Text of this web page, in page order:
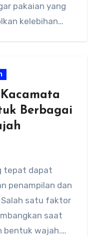
pakaian yang
kelebihan…
Berbagai
tepat dapat
penampilan dan
satu faktor
saat
bentuk wajah.